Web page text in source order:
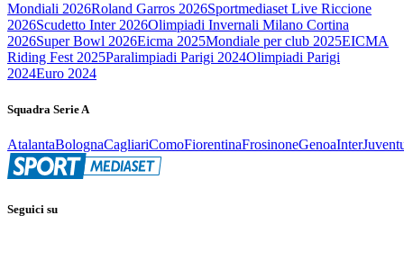
Mondiali 2026Roland Garros 2026Sportmediaset Live Riccione
2026Scudetto Inter 2026Olimpiadi Invernali Milano Cortina
2026Super Bowl 2026Eicma 2025Mondiale per club 2025EICMA
Riding Fest 2025Paralimpiadi Parigi 2024Olimpiadi Parigi
2024Euro 2024
Squadra Serie A
AtalantaBolognaCagliariComoFiorentinaFrosinoneGenoaInter
Seguici su